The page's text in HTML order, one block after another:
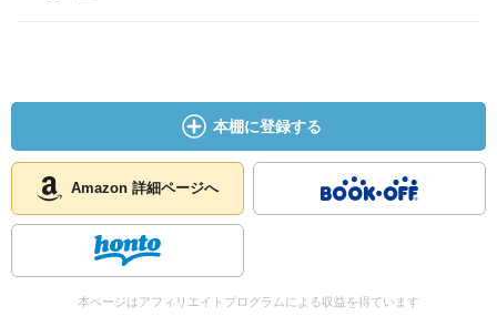
本棚に登録する
Amazon 詳細ページへ
本ページはアフィリエイトプログラムによる収益を得ています